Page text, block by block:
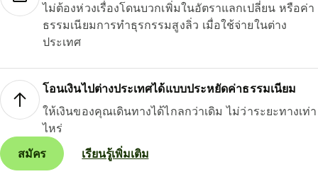
ไม่ต้องห่วงเรื่องโดนบวกเพิ่มในอัตราแลกเปลี่ยน หรือค่า
ธรรมเนียมการทำธุรกรรมสูงลิ่ว เมื่อใช้จ่ายในต่าง
ประเทศ
โอนเงินไปต่างประเทศได้แบบประหยัดค่าธรรมเนียม
ให้เงินของคุณเดินทางได้ไกลกว่าเดิม ไม่ว่าระยะทางเท่า
ไหร่
สมัคร
เรียนรู้เพิ่มเติม